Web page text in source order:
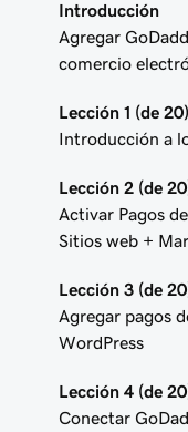
Introducción
Agregar
comercio
Lección 1 (de 20)
Introducción a
Lección 2 (de
Activar Pagos
Sitios web +
Lección 3 (de
Agregar pagos
WordPress
Lección 4 (de
Conectar